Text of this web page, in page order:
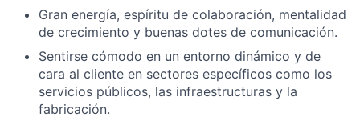
Gran energía, espíritu de colaboración, mentalidad
de crecimiento y buenas dotes de comunicación.
Sentirse cómodo en un entorno dinámico y de
cara al cliente en sectores específicos como los
servicios públicos, las infraestructuras y la
fabricación.